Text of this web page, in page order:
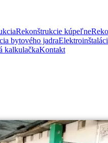
Rekonštrukcie kúpeľne
bytového jadra
kalkulačkaKontakt